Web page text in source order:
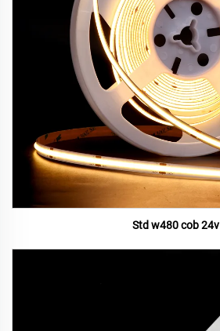
Std w480 cob 24v